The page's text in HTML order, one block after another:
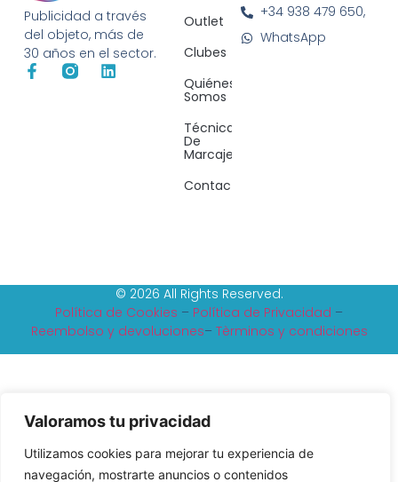
Valoramos tu privacidad
Utilizamos cookies para mejorar tu experiencia de
navegación, mostrarte anuncios o contenidos
Publicidad a través
del objeto, más de
30 años en el sector.
Outlet
Clubes
Quiénes
Somos
Técnicas
De
Marcaje
Contacto
+34 938 479 650,
WhatsApp
© 2026 All Rights Reserved.
Política de Cookies – Política de Privacidad –
Reembolso y devoluciones– Tèrminos y condiciones